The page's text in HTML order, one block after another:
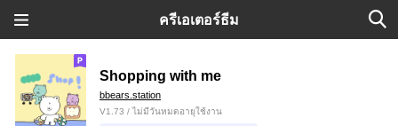
ครีเอเตอร์ธีม
Shopping with me
bbears.station
V1.73 / ไม่มีวันหมดอายุใช้งาน